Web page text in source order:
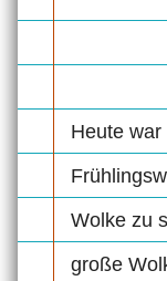
Heute
Wolke zu
große